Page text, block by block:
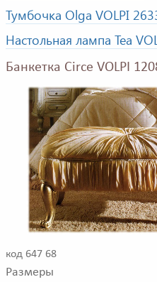
Тумбочка Olga VOLPI
Настольная лампа Tea
Банкетка Circe VOLPI
код 647 68
Размеры